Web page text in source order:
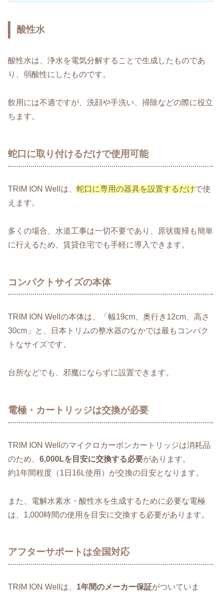
酸性水
酸性水は、浄水を電気分解することで生成したものであ
り、弱酸性にしたものです。
飲用には不適ですが、洗顔や手洗い、掃除などの際に役立
ちます。
蛇口に取り付けるだけで使用可能
TRIM ION Wellは、 蛇口に専用の器具を設置するだけで使
えます。
多くの場合、水道工事は一切不要であり、原状復帰も簡単
に行えるため、賃貸住宅でも手軽に導入できます。
コンパクトサイズの本体
TRIM ION Wellの本体は、「幅19cm、奥行き12cm、高さ
30cm」と、日本トリムの整水器のなかでは最もコンパク
トなサイズです。
台所などでも、邪魔にならずに設置できます。
電極・カートリッジは交換が必要
TRIM ION Wellのマイクロカーボンカートリッジは消耗品
のため、 6,000Lを目安に交換する必要があります。
約1年間程度（1日16L使用）が交換の目安となります。
また、電解水素水・酸性水を生成するために必要な電極
は、1,000時間の使用を目安に交換する必要があります。
アフターサポートは全国対応
TRIM ION Wellは、 1年間のメーカー保証がついていま